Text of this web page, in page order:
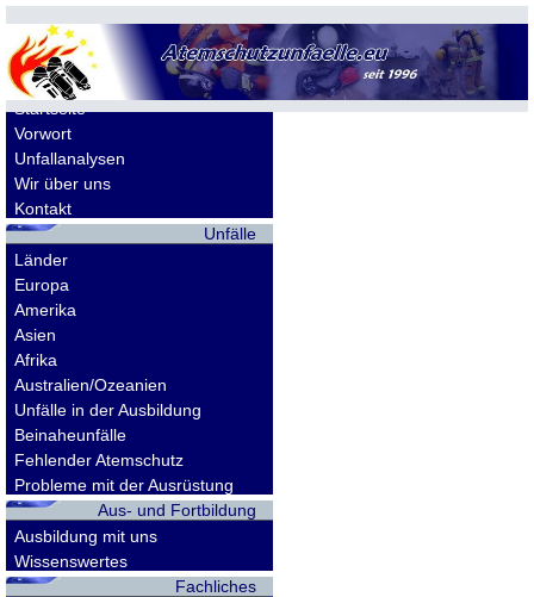
Allgemeines
Startseite
Vorwort
Unfallanalysen
Wir über uns
Kontakt
Unfälle
Länder
Europa
Amerika
Asien
Afrika
Australien/Ozeanien
Unfälle in der Ausbildung
Beinaheunfälle
Fehlender Atemschutz
Probleme mit der Ausrüstung
Aus- und Fortbildung
Ausbildung mit uns
Wissenswertes
Fachliches